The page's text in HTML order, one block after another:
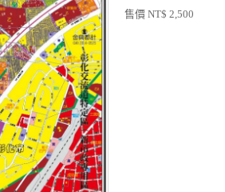
售價 NT$ 2,500